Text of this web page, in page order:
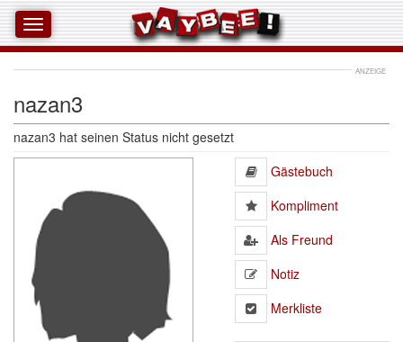
ANZEIGE
nazan3
nazan3 hat seinen Status nicht gesetzt
Gästebuch
Kompliment
Als Freund
Notiz
Merkliste